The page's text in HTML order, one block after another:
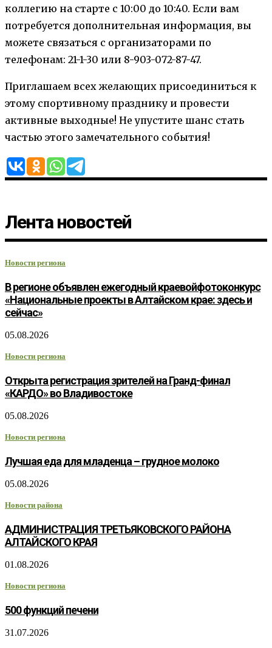
коллегию на старте с 10:00 до 10:40. Если вам
потребуется дополнительная информация, вы
можете связаться с организаторами по
телефонам: 21-1-30 или 8-903-072-87-47.
Приглашаем всех желающих присоединиться к
этому спортивному празднику и провести
активные выходные! Не упустите шанс стать
частью этого замечательного события!
Лента новостей
Новости региона
В регионе объявлен ежегодный краевойфотоконкурс
«Национальные проекты в Алтайском крае: здесь и
сейчас»
05.08.2026
Новости региона
Открыта регистрация зрителей на Гранд-финал
«КАРДО» во Владивостоке
05.08.2026
Новости региона
Лучшая еда для младенца – грудное молоко
05.08.2026
Новости района
АДМИНИСТРАЦИЯ ТРЕТЬЯКОВСКОГО РАЙОНА
АЛТАЙСКОГО КРАЯ
01.08.2026
Новости региона
500 функций печени
31.07.2026